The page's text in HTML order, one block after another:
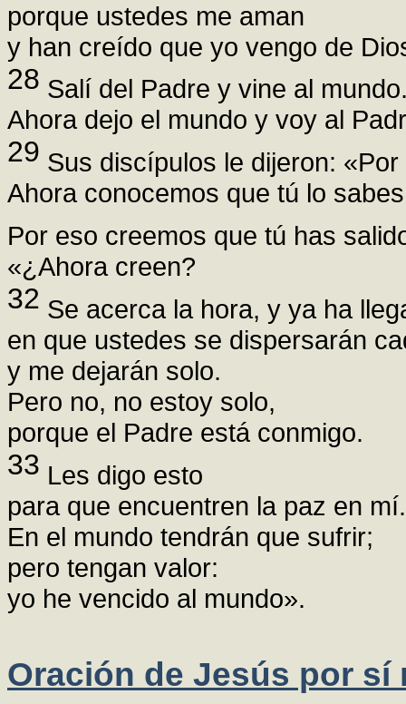
porque ustedes me aman
y han creído que yo vengo de
28 Salí del Padre y vine al
Ahora dejo el mundo y voy al
29 Sus discípulos le dijeron:
Ahora conocemos que tú lo
Por eso creemos que tú has
«¿Ahora creen?
32 Se acerca la hora, y ya ha
en que ustedes se dispersarán
y me dejarán solo.
Pero no, no estoy solo,
porque el Padre está conmigo.
33 Les digo esto
para que encuentren la paz en mí.
En el mundo tendrán que sufrir;
pero tengan valor:
yo he vencido al mundo».
Oración de Jesús por sí